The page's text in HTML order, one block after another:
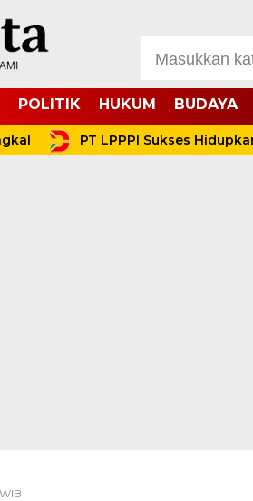
POLITIK HUKUM BUDAYA
PT LPPPI Sukses Hidupkan